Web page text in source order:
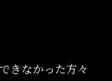
きなかった方々